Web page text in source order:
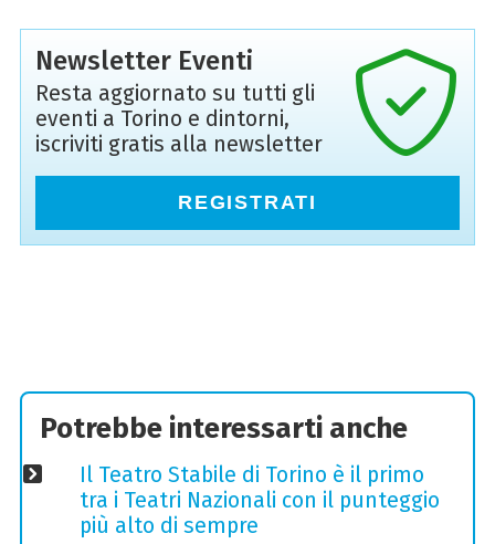
Newsletter Eventi
Resta aggiornato su tutti gli
eventi a Torino e dintorni,
iscriviti gratis alla newsletter
REGISTRATI
Potrebbe interessarti anche
Il Teatro Stabile di Torino è il primo
tra i Teatri Nazionali con il punteggio
più alto di sempre